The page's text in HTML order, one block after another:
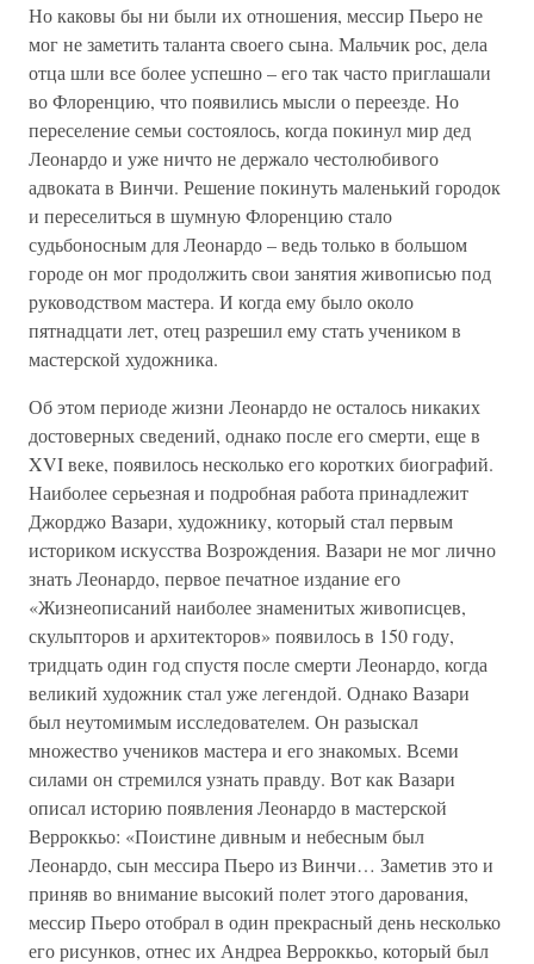
Но каковы бы ни были их отношения, мессир Пьеро не
мог не заметить таланта своего сына. Мальчик рос, дела
отца шли все более успешно – его так часто приглашали
во Флоренцию, что появились мысли о переезде. Но
переселение семьи состоялось, когда покинул мир дед
Леонардо и уже ничто не держало честолюбивого
адвоката в Винчи. Решение покинуть маленький городок
и переселиться в шумную Флоренцию стало
судьбоносным для Леонардо – ведь только в большом
городе он мог продолжить свои занятия живописью под
руководством мастера. И когда ему было около
пятнадцати лет, отец разрешил ему стать учеником в
мастерской художника.
Об этом периоде жизни Леонардо не осталось никаких
достоверных сведений, однако после его смерти, еще в
XVI веке, появилось несколько его коротких биографий.
Наиболее серьезная и подробная работа принадлежит
Джорджо Вазари, художнику, который стал первым
историком искусства Возрождения. Вазари не мог лично
знать Леонардо, первое печатное издание его
«Жизнеописаний наиболее знаменитых живописцев,
скульпторов и архитекторов» появилось в 150 году,
тридцать один год спустя после смерти Леонардо, когда
великий художник стал уже легендой. Однако Вазари
был неутомимым исследователем. Он разыскал
множество учеников мастера и его знакомых. Всеми
силами он стремился узнать правду. Вот как Вазари
описал историю появления Леонардо в мастерской
Верроккьо: «Поистине дивным и небесным был
Леонардо, сын мессира Пьеро из Винчи… Заметив это и
приняв во внимание высокий полет этого дарования,
мессир Пьеро отобрал в один прекрасный день несколько
его рисунков, отнес их Андреа Верроккьо, который был